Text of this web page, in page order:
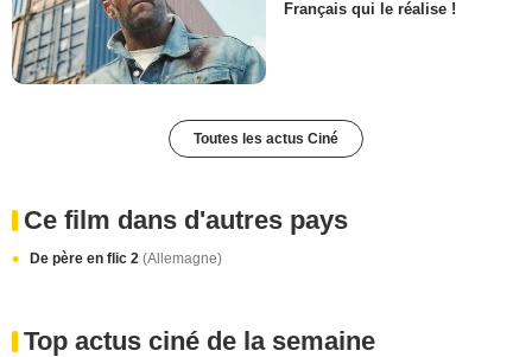
Français qui le réalise !
Toutes les actus Ciné
Ce film dans d'autres pays
De père en flic 2 (Allemagne)
Top actus ciné de la semaine